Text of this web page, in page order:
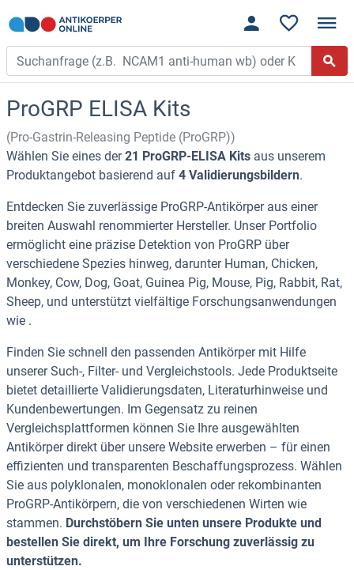
ProGRP ELISA Kits
(Pro-Gastrin-Releasing Peptide (ProGRP))
Wählen Sie eines der21 ProGRP-ELISA Kits aus unserem
Produktangebot basierend auf 4 Validierungsbildern.
Entdecken Sie zuverlässige ProGRP-Antikörper aus einer
breiten Auswahl renommierter Hersteller. Unser Portfolio
ermöglicht eine präzise Detektion von ProGRP über
verschiedene Spezies hinweg, darunter Human, Chicken,
Monkey, Cow, Dog, Goat, Guinea Pig, Mouse, Pig, Rabbit, Rat,
Sheep, und unterstützt vielfältige Forschungsanwendungen
wie .
Finden Sie schnell den passenden Antikörper mit Hilfe
unserer Such-, Filter- und Vergleichstools. Jede Produktseite
bietet detaillierte Validierungsdaten, Literaturhinweise und
Kundenbewertungen. Im Gegensatz zu reinen
Vergleichsplattformen können Sie Ihre ausgewählten
Antikörper direkt über unsere Website erwerben – für einen
effizienten und transparenten Beschaffungsprozess. Wählen
Sie aus polyklonalen, monoklonalen oder rekombinanten
ProGRP-Antikörpern, die von verschiedenen Wirten wie
stammen. Durchstöbern Sie unten unsere Produkte und
bestellen Sie direkt, um Ihre Forschung zuverlässig zu
unterstützen.